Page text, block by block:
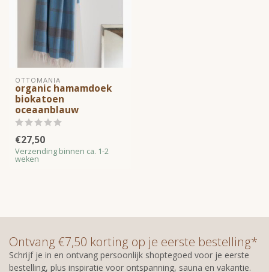
OTTOMANIA
organic hamamdoek
biokatoen
oceaanblauw
€27,50
Verzending binnen ca. 1-2
weken
Ontvang €7,50 korting op je eerste bestelling*
Schrijf je in en ontvang persoonlijk shoptegoed voor je eerste
bestelling, plus inspiratie voor ontspanning, sauna en vakantie.